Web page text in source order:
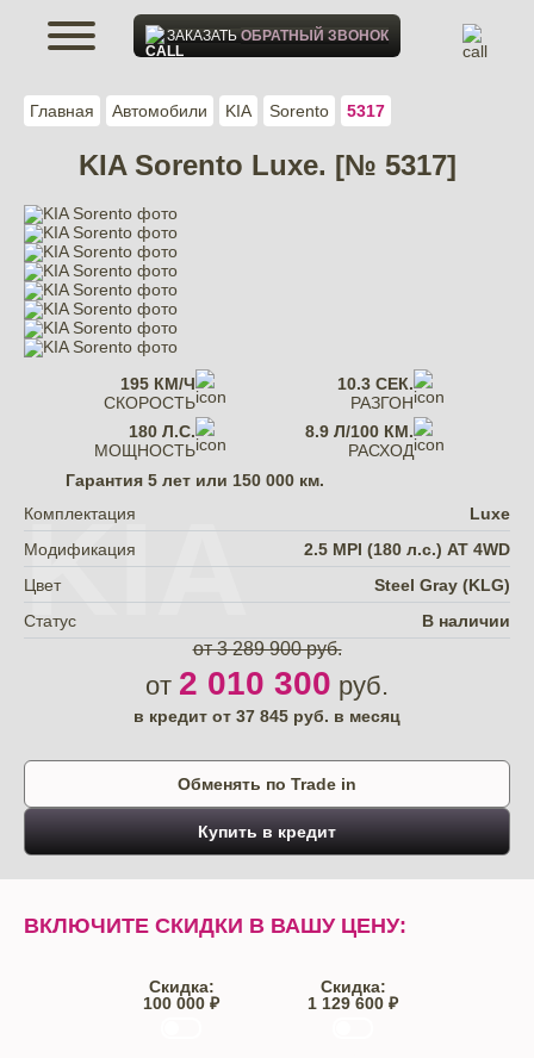
Главная Автомобили KIA Sorento 5317
KIA Sorento Luxe. [№ 5317]
KIA
Гарантия 5 лет или 150 000 км.
Комплектация
Luxe
Модификация
2.5 MPI (180 л.с.) АТ 4WD
Цвет
Steel Gray (KLG)
Статус
В наличии
от 3 289 900 руб.
от 2 010 300 руб.
в кредит от 37 845 руб. в месяц
195 КМ/Ч
СКОРОСТЬ
10.3 СЕК.
РАЗГОН
180 Л.С.
МОЩНОСТЬ
8.9 Л/100 КМ.
РАСХОД
Обменять по Trade in
Купить в кредит
ВКЛЮЧИТЕ СКИДКИ В ВАШУ ЦЕНУ:
Скидка:
100 000 ₽
Скидка:
1 129 600 ₽
ЗАКАЗАТЬОБРАТНЫЙ ЗВОНОК